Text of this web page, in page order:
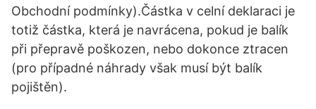
Obchodní podmínky).Částka v celní deklaraci je
totiž částka, která je navrácena, pokud je balík
při přepravě poškozen, nebo dokonce ztracen
(pro případné náhrady však musí být balík
pojištěn).